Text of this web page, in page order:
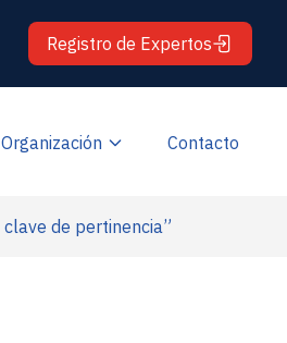
Registro de Expertos
Organización Contacto
de pertinencia”